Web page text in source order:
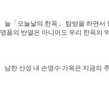
늘「오늘날의 한옥」 탐방을 하면서
명품의 반열은 아니어도 우리 한옥의
남한 산성 내 손명수 가옥은 지금의